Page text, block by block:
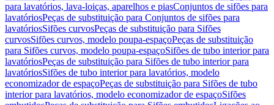
para lavatórios, lava-loiças, aparelhos e piasConjuntos de sifões para
lavatóriosPeças de substituição para Conjuntos de sifões para
lavatóriosSifões curvosPeças de substituição para Sifões
curvosSifões curvos, modelo poupa-espaçoPeças de substituição
para Sifões curvos, modelo poupa-espaçoSifões de tubo interior para
lavatóriosPeças de substituição para Sifões de tubo interior para
lavatóriosSifões de tubo interior para lavatórios, modelo
economizador de espaçoPeças de substituição para Sifões de tubo
interior para lavatórios, modelo economizador de espaçoSifões